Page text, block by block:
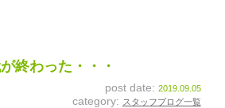
自動車保険
終わった・・・
post date: 2019.09.05
category: スタッフブログ一覧